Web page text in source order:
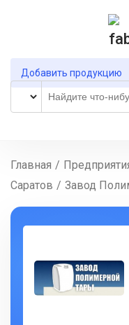
Добавить продукцию
Главная /
Саратов / Завод